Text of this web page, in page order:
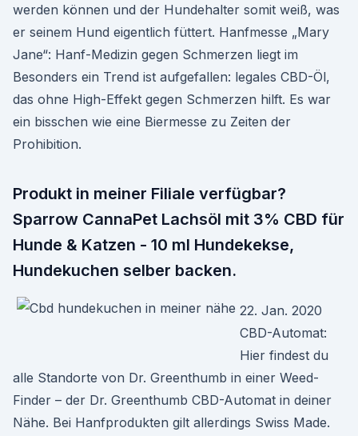
werden können und der Hundehalter somit weiß, was
er seinem Hund eigentlich füttert. Hanfmesse „Mary
Jane“: Hanf-Medizin gegen Schmerzen liegt im
Besonders ein Trend ist aufgefallen: legales CBD-Öl,
das ohne High-Effekt gegen Schmerzen hilft. Es war
ein bisschen wie eine Biermesse zu Zeiten der
Prohibition.
Produkt in meiner Filiale verfügbar?
Sparrow CannaPet Lachsöl mit 3% CBD für
Hunde & Katzen - 10 ml Hundekekse,
Hundekuchen selber backen.
22. Jan. 2020
CBD-Automat:
Hier findest du
alle Standorte von Dr. Greenthumb in einer Weed-
Finder – der Dr. Greenthumb CBD-Automat in deiner
Nähe. Bei Hanfprodukten gilt allerdings Swiss Made.